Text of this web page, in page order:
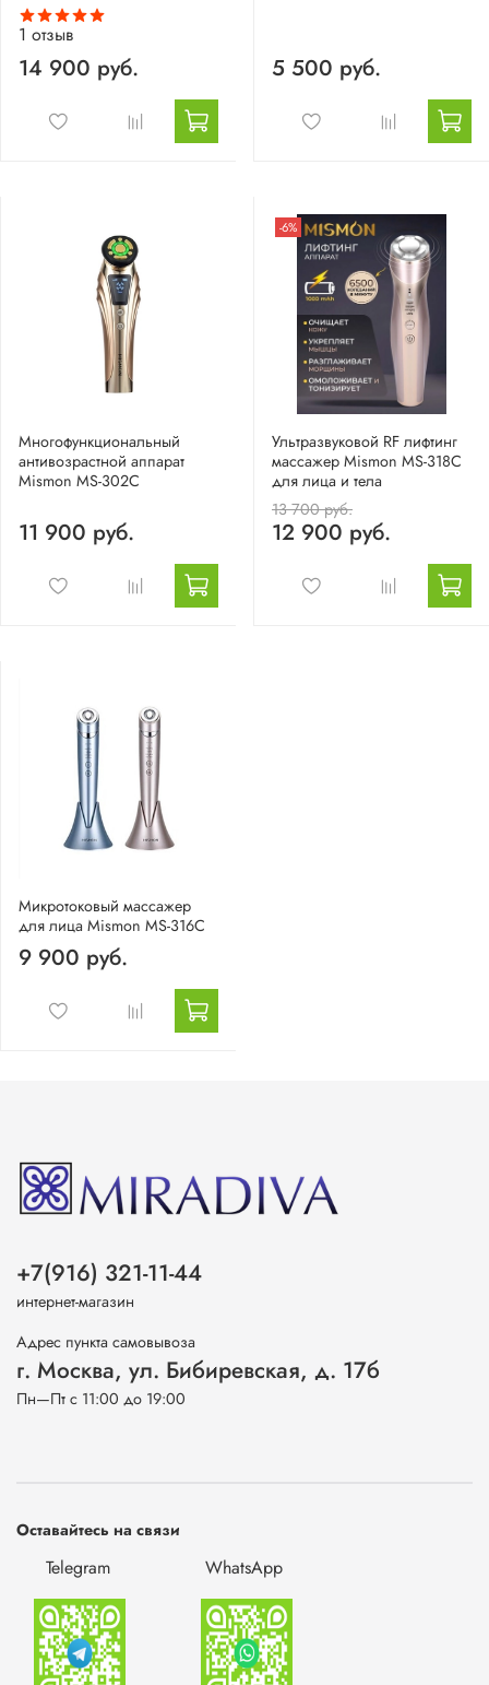
1 отзыв
14 900 руб. 5 500 руб.
Многофункциональный
антивозрастной аппарат
Mismon MS-302C
11 900 руб.
-6%
Ультразвуковой RF лифтинг
массажер Mismon MS-318C
для лица и тела
13 700 руб.
12 900 руб.
Микротоковый массажер
для лица Mismon MS-316C
9 900 руб.
Оставайтесь на связи
Telegram WhatsApp
+7(916) 321-11-44
интернет-магазин
Адрес пункта самовывоза
г. Москва, ул. Бибиревская, д. 17б
Пн—Пт с 11:00 до 19:00